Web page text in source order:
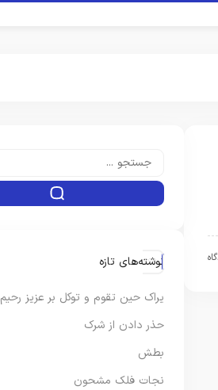
نوشته‌های تازه
یراک حین تقوم و توکل بر عزیز رحیم
حذر دادن از شرک
بطش
نجات فلک مشحون